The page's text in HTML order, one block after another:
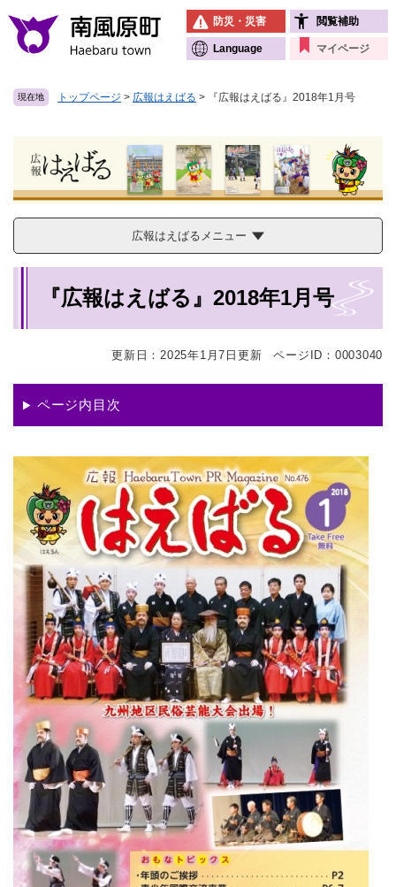
メニューを飛ばして本文へ
防災・災害 閲覧補助
Language マイページ
現在地 トップページ > 広報はえばる > 『広報はえばる』2018年1月号
広報はえばるメニュー
『広報はえばる』2018年1月号
更新日：2025年1月7日更新 ページID：0003040
ページ内目次